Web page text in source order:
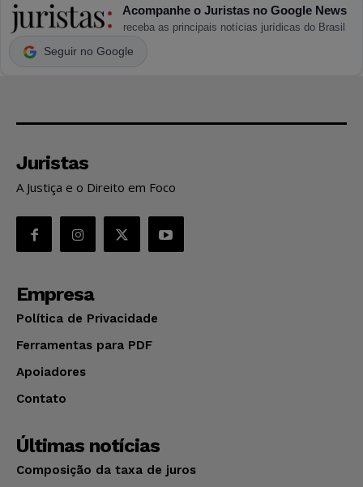
Acompanhe o Juristas no Google News
receba as principais notícias jurídicas do Brasil
Seguir no Google
Juristas
A Justiça e o Direito em Foco
Empresa
Política de Privacidade
Ferramentas para PDF
Apoiadores
Contato
Últimas notícias
Composição da taxa de juros